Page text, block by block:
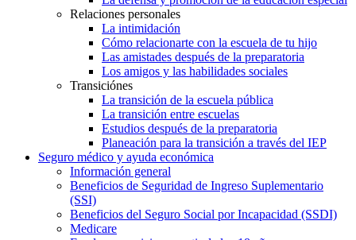
Relaciones personales
La intimidación
Cómo relacionarte con la escuela de tu hijo
Las amistades después de la preparatoria
Los amigos y las habilidades sociales
Transiciónes
La transición de la escuela pública
La transición entre escuelas
Estudios después de la preparatoria
Planeación para la transición a través del IEP
Seguro médico y ayuda económica
Información general
Beneficios de Seguridad de Ingreso Suplementario
(SSI)
Beneficios del Seguro Social por Incapacidad (SSDI)
Medicare